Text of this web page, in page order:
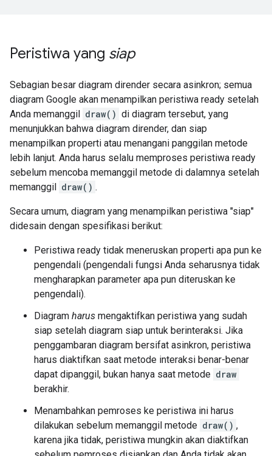
Peristiwa yang siap
Sebagian besar diagram dirender secara asinkron; semua
diagram Google akan menampilkan peristiwa ready setelah
Anda memanggil draw() di diagram tersebut, yang
menunjukkan bahwa diagram dirender, dan siap
menampilkan properti atau menangani panggilan metode
lebih lanjut. Anda harus selalu memproses peristiwa ready
sebelum mencoba memanggil metode di dalamnya setelah
memanggil draw() .
Secara umum, diagram yang menampilkan peristiwa "siap"
didesain dengan spesifikasi berikut:
Peristiwa ready tidak meneruskan properti apa pun ke
pengendali (pengendali fungsi Anda seharusnya tidak
mengharapkan parameter apa pun diteruskan ke
pengendali).
Diagram harus mengaktifkan peristiwa yang sudah
siap setelah diagram siap untuk berinteraksi. Jika
penggambaran diagram bersifat asinkron, peristiwa
harus diaktifkan saat metode interaksi benar-benar
dapat dipanggil, bukan hanya saat metode draw
berakhir.
Menambahkan pemroses ke peristiwa ini harus
dilakukan sebelum memanggil metode draw() ,
karena jika tidak, peristiwa mungkin akan diaktifkan